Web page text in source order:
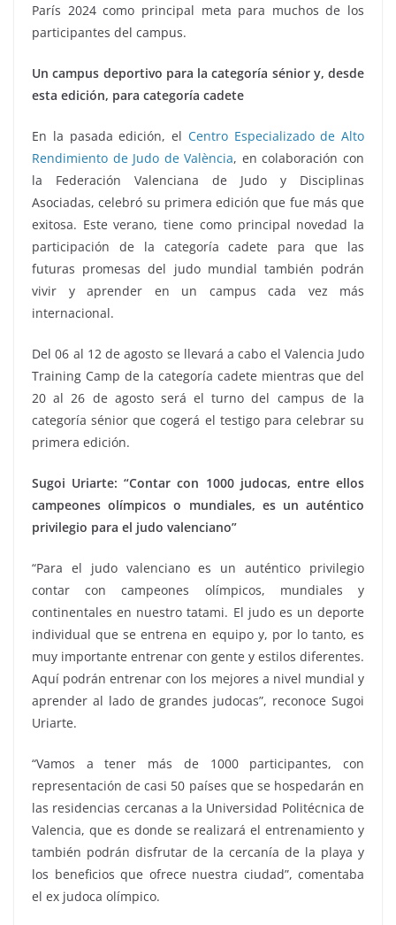
París 2024 como principal meta para muchos de los
participantes del campus.
Un campus deportivo para la categoría sénior y, desde
esta edición, para categoría cadete
En la pasada edición, el Centro Especializado de Alto
Rendimiento de Judo de València, en colaboración con
la Federación Valenciana de Judo y Disciplinas
Asociadas, celebró su primera edición que fue más que
exitosa. Este verano, tiene como principal novedad la
participación de la categoría cadete para que las
futuras promesas del judo mundial también podrán
vivir y aprender en un campus cada vez más
internacional.
Del 06 al 12 de agosto se llevará a cabo el Valencia Judo
Training Camp de la categoría cadete mientras que del
20 al 26 de agosto será el turno del campus de la
categoría sénior que cogerá el testigo para celebrar su
primera edición.
Sugoi Uriarte: “Contar con 1000 judocas, entre ellos
campeones olímpicos o mundiales, es un auténtico
privilegio para el judo valenciano”
“Para el judo valenciano es un auténtico privilegio
contar con campeones olímpicos, mundiales y
continentales en nuestro tatami. El judo es un deporte
individual que se entrena en equipo y, por lo tanto, es
muy importante entrenar con gente y estilos diferentes.
Aquí podrán entrenar con los mejores a nivel mundial y
aprender al lado de grandes judocas”, reconoce Sugoi
Uriarte.
“Vamos a tener más de 1000 participantes, con
representación de casi 50 países que se hospedarán en
las residencias cercanas a la Universidad Politécnica de
Valencia, que es donde se realizará el entrenamiento y
también podrán disfrutar de la cercanía de la playa y
los beneficios que ofrece nuestra ciudad”, comentaba
el ex judoca olímpico.